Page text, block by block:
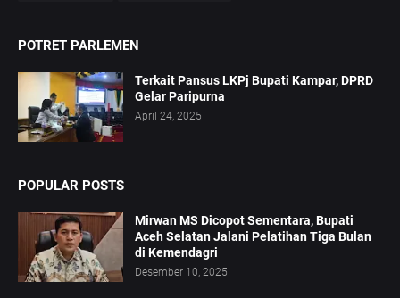
POTRET PARLEMEN
Terkait Pansus LKPj Bupati Kampar, DPRD
Gelar Paripurna
April 24, 2025
POPULAR POSTS
Mirwan MS Dicopot Sementara, Bupati
Aceh Selatan Jalani Pelatihan Tiga Bulan
di Kemendagri
Desember 10, 2025